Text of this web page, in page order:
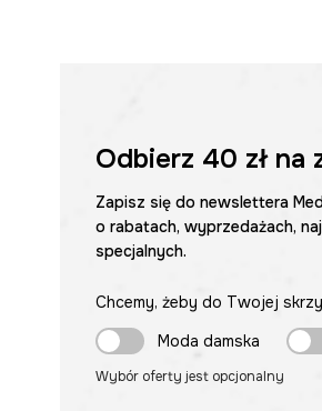
Odbierz 40 złna
Zapisz się do newslettera
o rabatach, wyprzedażach,
specjalnych.
Chcemy, żeby do Twojej
Moda damska
Wybór oferty jest opcjonalny